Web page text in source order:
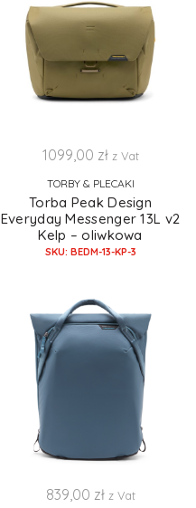
1099,00 zł z Vat
TORBY & PLECAKI
Torba Peak Design
Everyday Messenger 13L v2
Kelp – oliwkowa
SKU: BEDM-13-KP-3
839,00 zł z Vat